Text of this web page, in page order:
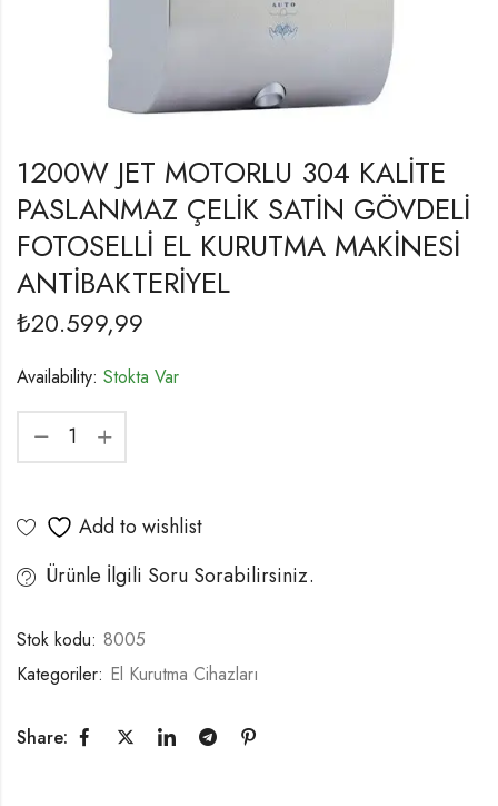
1200W JET MOTORLU 304 KALİTE
PASLANMAZ ÇELİK SATİN GÖVDELİ
FOTOSELLİ EL KURUTMA MAKİNESİ
ANTİBAKTERİYEL
₺20.599,99
Availability: Stokta Var
Add to wishlist
Ürünle İlgili Soru Sorabilirsiniz.
Stok kodu: 8005
Kategoriler: El Kurutma Cihazları
Share: